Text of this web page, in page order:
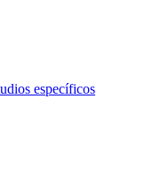
específicos